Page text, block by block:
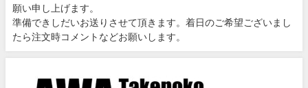
願い申し上げます。
準備できしだいお送りさせて頂きます。着日のご希望ございまし
たら注文時コメントなどお願いします。